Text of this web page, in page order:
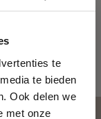
te
te bieden
Ook delen we
met onze
Mink.